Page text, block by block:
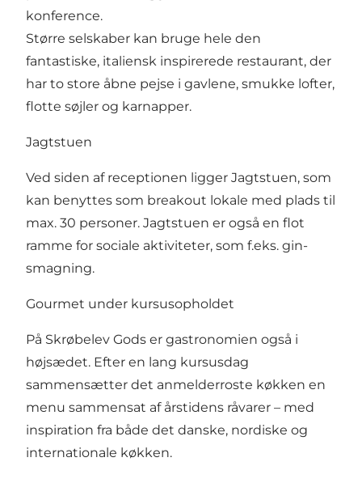
konference.
Større selskaber kan bruge hele den
fantastiske, italiensk inspirerede restaurant, der
har to store åbne pejse i gavlene, smukke lofter,
flotte søjler og karnapper.
Jagtstuen
Ved siden af receptionen ligger Jagtstuen, som
kan benyttes som breakout lokale med plads til
max. 30 personer. Jagtstuen er også en flot
ramme for sociale aktiviteter, som f.eks. gin-
smagning.
Gourmet under kursusopholdet
På Skrøbelev Gods er gastronomien også i
højsædet. Efter en lang kursusdag
sammensætter det anmelderroste køkken en
menu sammensat af årstidens råvarer – med
inspiration fra både det danske, nordiske og
internationale køkken.